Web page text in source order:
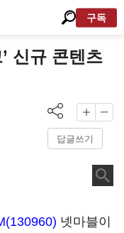
구독
신규 콘텐츠
답글쓰기
넷마블이